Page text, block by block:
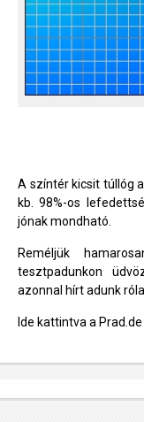
A színtér kicsit túllóg
kb. 98%-os
jónak mondható.
Reméljük
tesztpadunkon
azonnal hírt adunk
Ide kattintva a